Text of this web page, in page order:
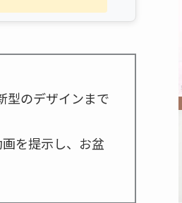
型のデザインまで
を提示し、お盆